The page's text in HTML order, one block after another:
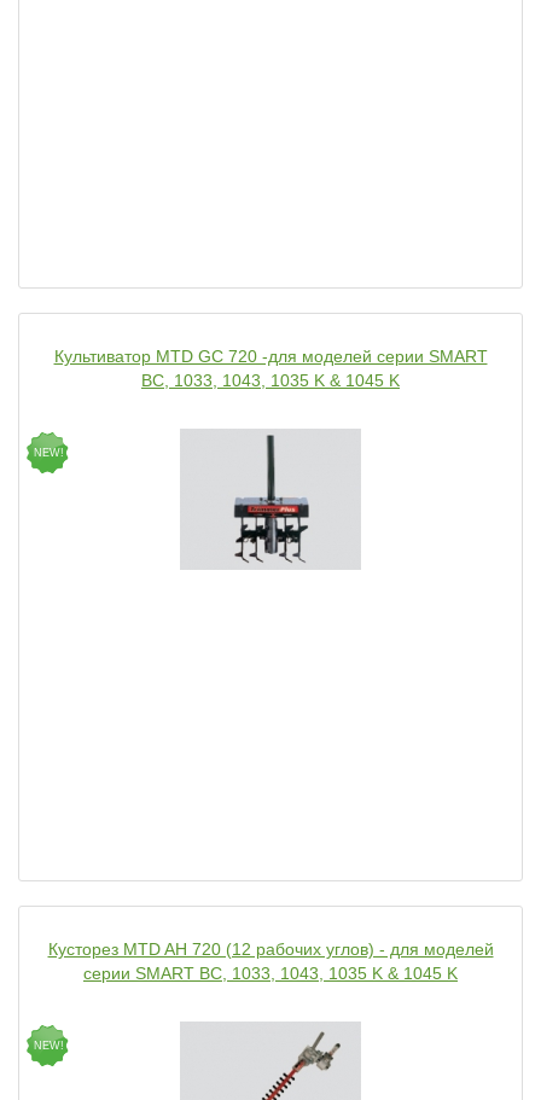
Культиватор MTD GC 720 -для моделей серии SMART
BC, 1033, 1043, 1035 K & 1045 K
NEW!
Кусторез MTD AH 720 (12 рабочих углов) - для моделей
серии SMART BC, 1033, 1043, 1035 K & 1045 K
NEW!